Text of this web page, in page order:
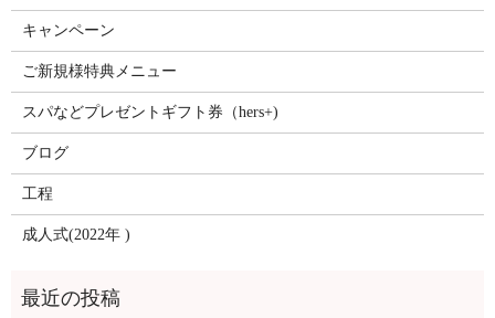
キャンペーン
ご新規様特典メニュー
スパなどプレゼントギフト券（hers+)
ブログ
工程
成人式(2022年 )